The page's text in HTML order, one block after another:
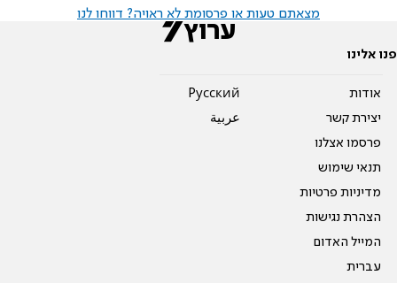
מצאתם טעות או פרסומת לא ראויה? דווחו לנו
פנו אלינו
אודות
יצירת קשר
פרסמו אצלנו
תנאי שימוש
מדיניות פרטיות
הצהרת נגישות
המייל האדום
עברית
Pусский
عربية